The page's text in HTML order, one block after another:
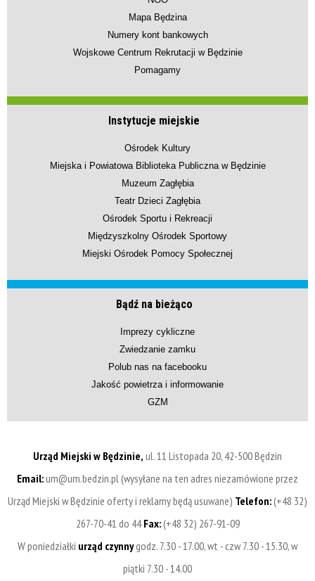
Mapa Będzina
Numery kont bankowych
Wojskowe Centrum Rekrutacji w Będzinie
Pomagamy
Instytucje miejskie
Ośrodek Kultury
Miejska i Powiatowa Biblioteka Publiczna w Będzinie
Muzeum Zagłębia
Teatr Dzieci Zagłębia
Ośrodek Sportu i Rekreacji
Międzyszkolny Ośrodek Sportowy
Miejski Ośrodek Pomocy Społecznej
Bądź na bieżąco
Imprezy cykliczne
Zwiedzanie zamku
Polub nas na facebooku
Jakość powietrza i informowanie
GZM
Urząd Miejski w Będzinie, ul. 11 Listopada 20, 42-500 Będzin
Email:um@um.bedzin.pl (wysyłane na ten adres niezamówione przez
Urząd Miejski w Będzinie oferty i reklamy będą usuwane) Telefon:(+48 32)
267-70-41 do 44Fax:(+48 32) 267-91-09
W poniedziałki urząd czynnygodz. 7.30 - 17.00, wt - czw 7.30 - 15.30, w
piątki 7.30 - 14.00